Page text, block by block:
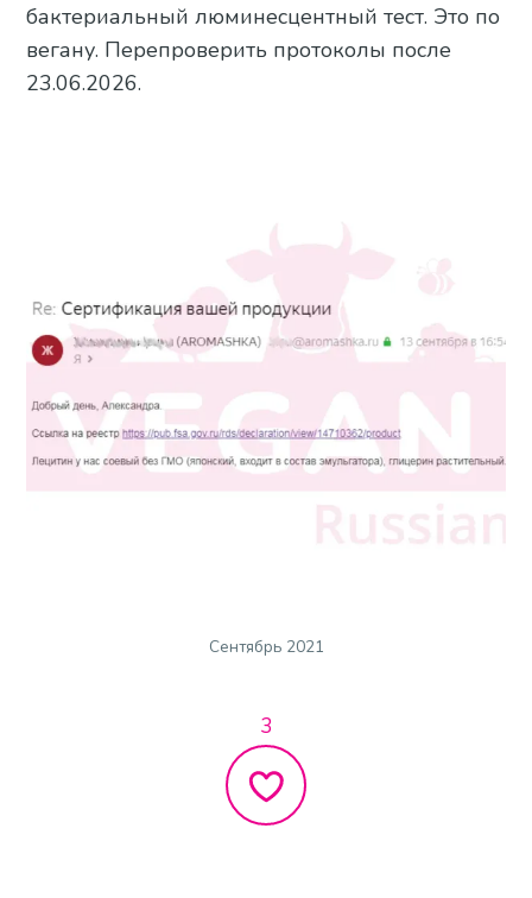
бактериальный люминесцентный тест. Это по
вегану. Перепроверить протоколы после
23.06.2026.
Сентябрь 2021
3